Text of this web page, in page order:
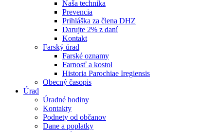
Naša technika
Prevencia
Prihláška za člena DHZ
Darujte 2% z daní
Kontakt
Farský úrad
Farské oznamy
Farnosť a kostol
Historia Parochiae Iregiensis
Obecný časopis
Úrad
Úradné hodiny
Kontakty
Podnety od občanov
Dane a poplatky